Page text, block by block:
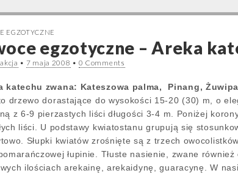
EGZOTYCZNE
egzotyczne – Areka
• 7 maja 2008 • 0 Comments
katechu zwana: Kateszowa palma, Pinang,
drzewo dorastające do wysokości 15-20 (30) m, o
z 6-9 pierzastych liści długości 3-4 m. Poniżej
liści. U podstawy kwiatostanu grupują się
Słupki kwiatów zrośnięte są z trzech
łupinie. Tłuste nasienie, zwane
ilościach arekainę, arekaidynę, guaracynę. W